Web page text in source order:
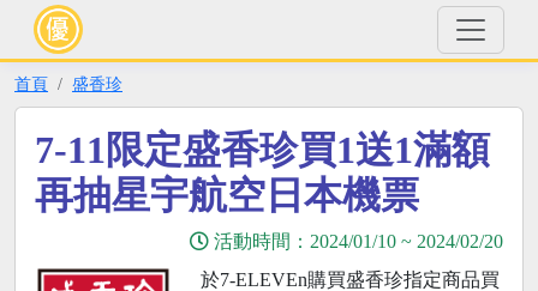
首頁 盛香珍
7-11限定盛香珍買1送1滿額
再抽星宇航空日本機票
活動時間： 2024/01/10 ~ 2024/02/20
於7-ELEVEn購買盛香珍指定商品買